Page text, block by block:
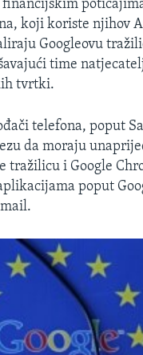
koji koriste njihov
Googleovu
time
tvrtki.
telefona, poput
da moraju
tražilicu i Google
poput